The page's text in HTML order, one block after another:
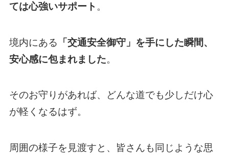
ては心強いサポート 。
境内にある 「交通安全御守」を手にした瞬間、
安心感に包まれました。
そのお守りがあれば、どんな道でも少しだけ心
が軽くなるはず。
周囲の様子を見渡すと、皆さんも同じような思